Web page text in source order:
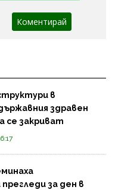
в
здравен
се закриват
за ден в